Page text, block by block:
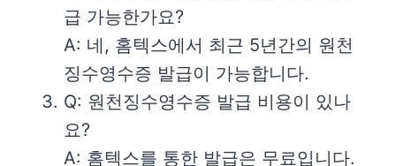
급 가능한가요?
A: 네, 홈텍스에서 최근 5년간의 원천
징수영수증 발급이 가능합니다.
Q: 원천징수영수증 발급 비용이 있나
요?
A: 홈텍스를 통한 발급은 무료입니다.